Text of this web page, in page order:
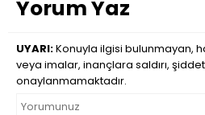
Yorum Yaz
UYARI:Konuyla ilgisi bulunmayan,
veya imalar, inançlara saldırı,
onaylanmamaktadır.